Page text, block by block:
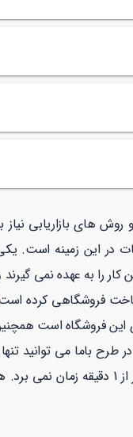
و روش های
در این زمینه است.
را به عهده نمی گیرند
کرده است
این فروشگاه است
باما می توانید
به نماد